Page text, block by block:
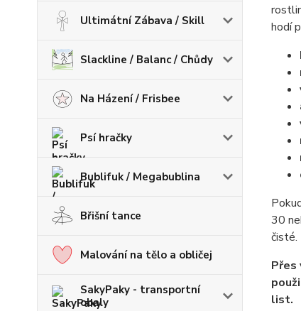
Ultimátní Zábava / Skill
Slackline / Balanc / Chůdy
Na Házení / Frisbee
Psí hračky
Bublifuk / Megabublina
Břišní tance
Malování na tělo a obličej
SakyPaky - transportní
obaly
hodí
30
čisté.
Přes
list.